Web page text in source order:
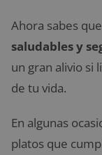
Ahora sabes
saludables y
un gran alivio si
de tu vida.
En algunas
platos que